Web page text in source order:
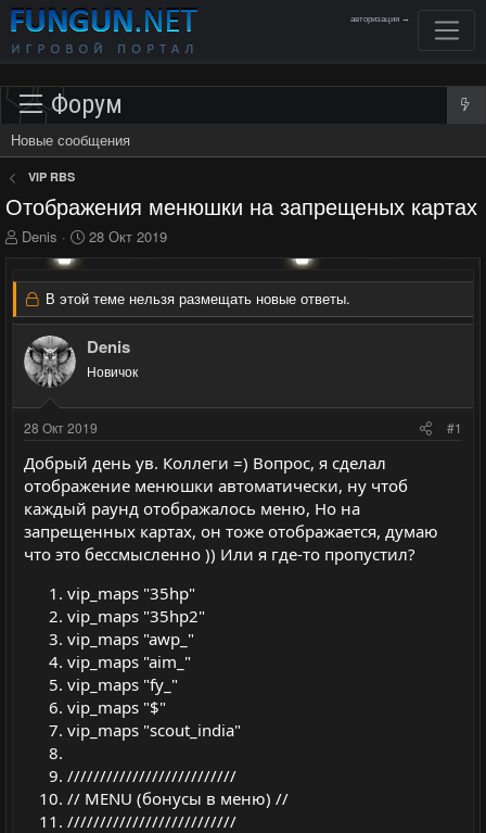
авторизация →
Форум
Новые сообщения
VIP RBS
Отображения менюшки на запрещеных картах
А
в
о
р
е
м
Denis
Д
а
а
н
ч
а
а
28 Окт 2019
В этой теме нельзя размещать новые ответы.
Denis
Новичок
28 Окт 2019 #1
Добрый день ув. Коллеги =) Вопрос, я сделал
отображение менюшки автоматически, ну чтоб
каждый раунд отображалось меню, Но на
запрещенных картах, он тоже отображается, думаю
что это бессмысленно )) Или я где-то пропустил?
vip_maps "35hp"
vip_maps "35hp2"
vip_maps "awp_"
vip_maps "aim_"
vip_maps "fy_"
vip_maps "$"
vip_maps "scout_india"
//////////////////////////
// MENU (бонусы в меню) //
//////////////////////////